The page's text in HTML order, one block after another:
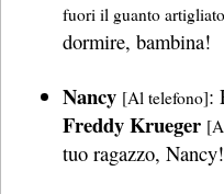
fuori il guanto
dormire, bambina!
Nancy [Al telefono]:
Freddy Krueger
tuo ragazzo, Nancy!